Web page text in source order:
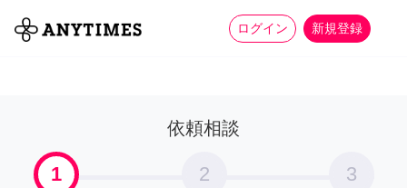
ログイン 新規登録
全て 家事 more_horiz
依頼相談
1 2 3